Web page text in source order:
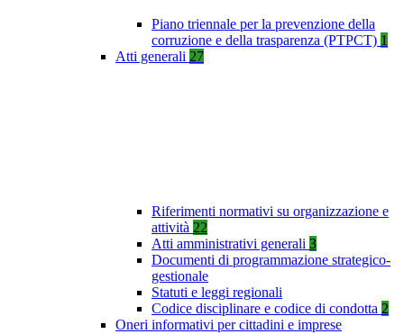
Piano triennale per la prevenzione della
corruzione e della trasparenza (PTPCT) 1
Atti generali 27
Riferimenti normativi su organizzazione e
attività 22
Atti amministrativi generali 3
Documenti di programmazione strategico-
gestionale
Statuti e leggi regionali
Codice disciplinare e codice di condotta 2
Oneri informativi per cittadini e imprese